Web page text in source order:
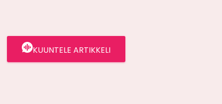
KUUNTELE ARTIKKELI